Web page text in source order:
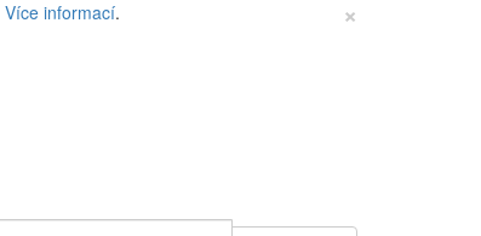
Více informací. ×